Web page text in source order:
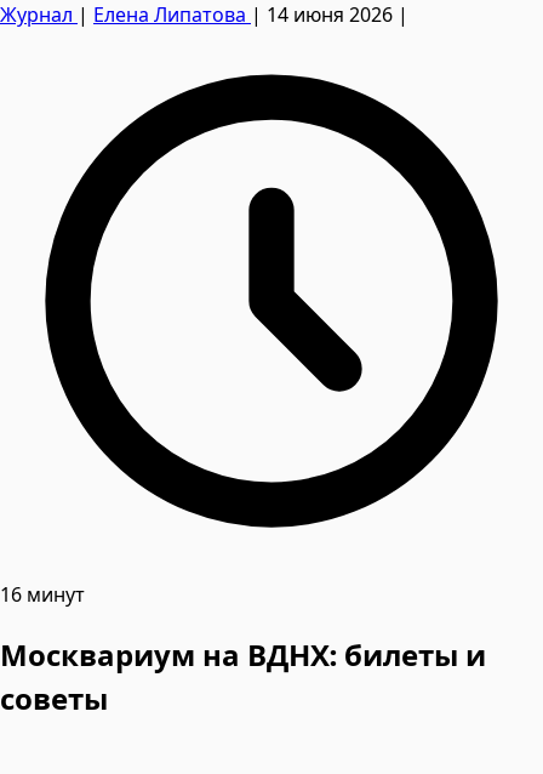
Журнал | Елена Липатова | 14 июня 2026 |
16 минут
Москвариум на ВДНХ: билеты и
советы